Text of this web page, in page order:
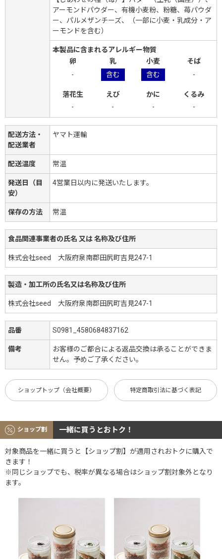
アーモンドパウダー、有機小麦粉、粉糖、苺パウダ
ー、パルメザンチーズ、（一部に小麦・乳成分・ア
ーモンドを含む）
本製品に含まれるアレルギー物質
卵
乳 小麦
そば
-
含む 含む -
落花生 えび かに
くるみ
-
- - -
配送方法・
配送業者
ヤマト運輸
配送温度 常温
発送日（目
安）
4営業日以内に発送いたします。
保存の方法 常温
食品関連事業者の氏名 又は 名称及び住所
株式会社seed 大阪府泉南郡田尻町吉見247-1
製造・加工所の氏名又は名称及び住所
株式会社seed 大阪府泉南郡田尻町吉見247-1
品番 S0981_4580684837162
備考
お客様のご都合による返品交換は承ることができま
せん。予めご了承ください。
ショップトップ（会社概要） 特定商取引法に基づく表記
ショップ割 一緒に買うとおトク！
対象商品を一緒に買うと【ショップ割】が適用されおトクに購入で
きます！
※同じショップでも、税率が異なる場合はショップ割対象外となり
ます。